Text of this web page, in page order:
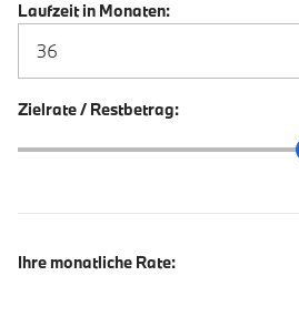
Laufzeit in Monaten:
Zielrate / Restbetrag:
Zielrate / Restbetrag Schieberegler
Ihre monatliche Rate: